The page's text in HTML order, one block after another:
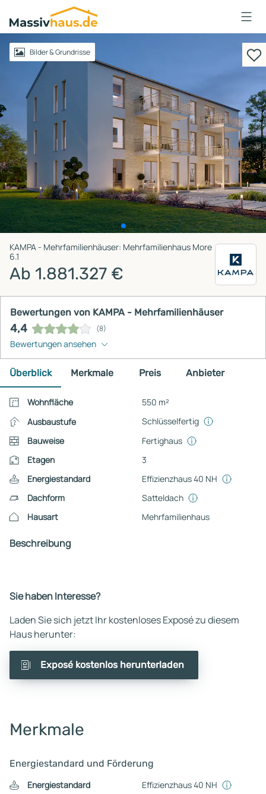
Massivhaus
Logo
AnmeldenBilder & Grundrisse
KAMPA - Mehrfamilienhäuser: Mehrfamilienhaus More
6.1
Ab 1.881.327 €
Bewertungen von KAMPA - Mehrfamilienhäuser
4,4 (8)
Bewertungen ansehen
Überblick Merkmale Preis Anbieter
Wohnfläche
550 m²
Ausbaustufe
Schlüsselfertig
Bauweise
Fertighaus
Etagen
3
Energiestandard
Effizienzhaus 40 NH
Dachform
Satteldach
Hausart
Mehrfamilienhaus
Beschreibung
Sie haben Interesse?
Laden Sie sich jetzt Ihr kostenloses Exposé zu diesem
Haus herunter:
Exposé kostenlos herunterladen
Merkmale
Energiestandard und Förderung
Energiestandard
Effizienzhaus 40 NH